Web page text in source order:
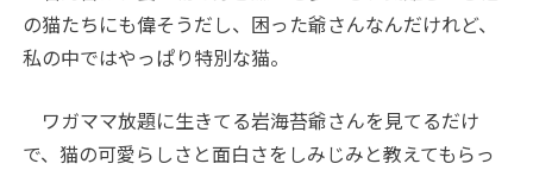
の猫たちにも偉そうだし、困った爺さんなんだけれど、
私の中ではやっぱり特別な猫。
ワガママ放題に生きてる岩海苔爺さんを見てるだけ
で、猫の可愛らしさと面白さをしみじみと教えてもらっ